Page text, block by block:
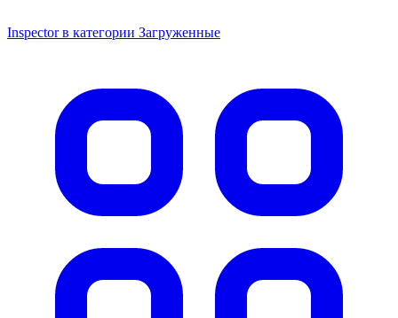
Inspector в категории Загруженные